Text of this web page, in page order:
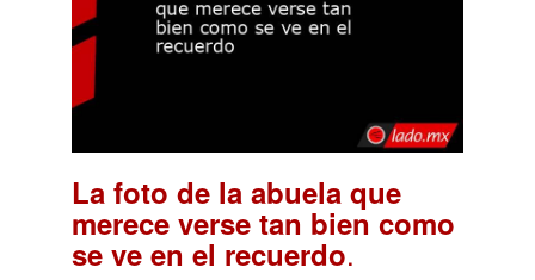
La foto de la abuela que
merece verse tan bien como
se ve en el recuerdo.